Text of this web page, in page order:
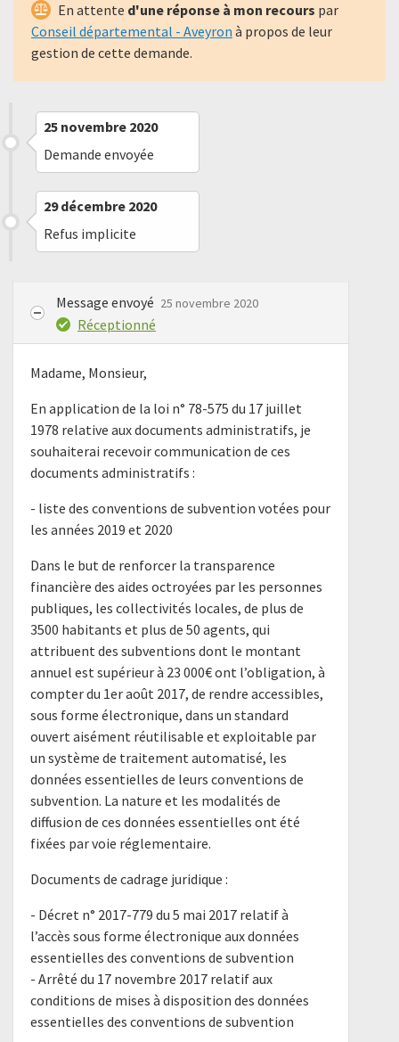
En attente d'une réponse à mon recours par
Conseil départemental - Aveyron à propos de leur
gestion de cette demande.
25 novembre 2020
Demande envoyée
29 décembre 2020
Refus implicite
Message envoyé 25 novembre 2020
Réceptionné
Madame, Monsieur,
En application de la loi n° 78-575 du 17 juillet
1978 relative aux documents administratifs, je
souhaiterai recevoir communication de ces
documents administratifs :
- liste des conventions de subvention votées pour
les années 2019 et 2020
Dans le but de renforcer la transparence
financière des aides octroyées par les personnes
publiques, les collectivités locales, de plus de
3500 habitants et plus de 50 agents, qui
attribuent des subventions dont le montant
annuel est supérieur à 23 000€ ont l’obligation, à
compter du 1er août 2017, de rendre accessibles,
sous forme électronique, dans un standard
ouvert aisément réutilisable et exploitable par
un système de traitement automatisé, les
données essentielles de leurs conventions de
subvention. La nature et les modalités de
diffusion de ces données essentielles ont été
fixées par voie réglementaire.
Documents de cadrage juridique :
- ​Décret n° 2017-779 du 5 mai 2017 relatif à
l’accès sous forme électronique aux données
essentielles des conventions de subvention​
​- Arrêté du 17 novembre 2017 relatif aux
conditions de mises à disposition des données
essentielles des conventions de subvention​